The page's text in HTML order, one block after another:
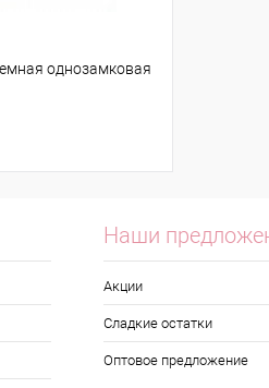
однозамковая
Наши
Акции
Сладкие остатки
Оптовое предложение